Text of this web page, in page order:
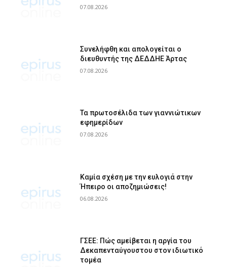
07.08.2026
Συνελήφθη και απολογείται ο
διευθυντής της ΔΕΔΔΗΕ Άρτας
07.08.2026
Τα πρωτοσέλιδα των γιαννιώτικων
εφημερίδων
07.08.2026
Καμία σχέση με την ευλογιά στην
Ήπειρο οι αποζημιώσεις!
06.08.2026
ΓΣΕΕ: Πώς αμείβεται η αργία του
Δεκαπενταύγουστου στον ιδιωτικό
τομέα